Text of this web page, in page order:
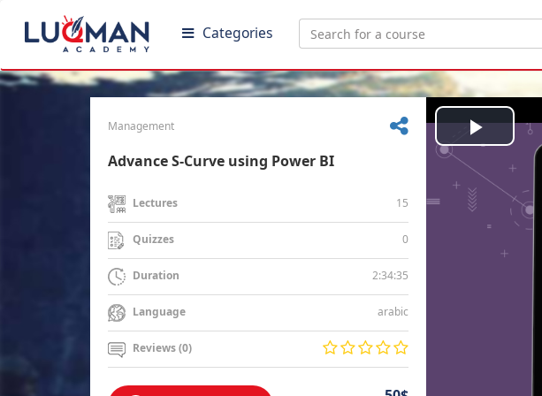
Categories
Management
Advance S-Curve using Power BI
Lectures 15
Quizzes 0
Duration 2:34:35
Language arabic
Reviews (0)
Play
Video